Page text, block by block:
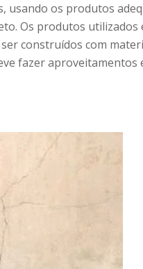
usando os produtos
Os produtos utilizados
construídos com
fazer aproveitamentos